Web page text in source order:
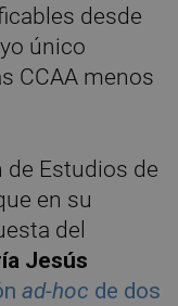
desde
único
CCAA menos
de Estudios de
en su
del
Jesús
ad-hoc de dos